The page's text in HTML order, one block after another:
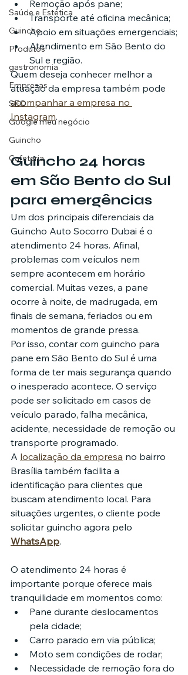
Saúde e Estética
Guincho
Produtos
gastronomia
Empresas
SEO
Google meu negócio
Guincho
Cafeteria
Remoção após pane;
Transporte até oficina mecânica;
Apoio em situações emergenciais;
Atendimento em São Bento do
Sul e região.
Quem deseja conhecer melhor a
atuação da empresa também pode
acompanhar a empresa no
Instagram.
Guincho 24 horas
em São Bento do Sul
para emergências
Um dos principais diferenciais da
Guincho Auto Socorro Dubai é o
atendimento 24 horas. Afinal,
problemas com veículos nem
sempre acontecem em horário
comercial. Muitas vezes, a pane
ocorre à noite, de madrugada, em
finais de semana, feriados ou em
momentos de grande pressa.
Por isso, contar com guincho para
pane em São Bento do Sul é uma
forma de ter mais segurança quando
o inesperado acontece. O serviço
pode ser solicitado em casos de
veículo parado, falha mecânica,
acidente, necessidade de remoção ou
transporte programado.
A localização da empresa no bairro
Brasília também facilita a
identificação para clientes que
buscam atendimento local. Para
situações urgentes, o cliente pode
solicitar guincho agora pelo
WhatsApp.
O atendimento 24 horas é
importante porque oferece mais
tranquilidade em momentos como:
Pane durante deslocamentos
pela cidade;
Carro parado em via pública;
Moto sem condições de rodar;
Necessidade de remoção fora do